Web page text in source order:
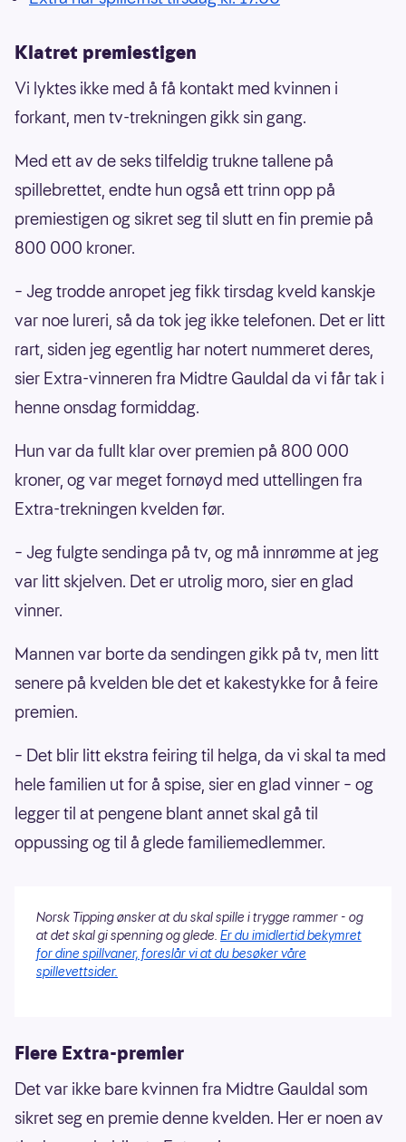
Klatret premiestigen
Vi lyktes ikke med å få kontakt med kvinnen i
forkant, men tv-trekningen gikk sin gang.
Med ett av de seks tilfeldig trukne tallene på
spillebrettet, endte hun også ett trinn opp på
premiestigen og sikret seg til slutt en fin premie på
800 000 kroner.
– Jeg trodde anropet jeg fikk tirsdag kveld kanskje
var noe lureri, så da tok jeg ikke telefonen. Det er litt
rart, siden jeg egentlig har notert nummeret deres,
sier Extra-vinneren fra Midtre Gauldal da vi får tak i
henne onsdag formiddag.
Hun var da fullt klar over premien på 800 000
kroner, og var meget fornøyd med uttellingen fra
Extra-trekningen kvelden før.
– Jeg fulgte sendinga på tv, og må innrømme at jeg
var litt skjelven. Det er utrolig moro, sier en glad
vinner.
Mannen var borte da sendingen gikk på tv, men litt
senere på kvelden ble det et kakestykke for å feire
premien.
– Det blir litt ekstra feiring til helga, da vi skal ta med
hele familien ut for å spise, sier en glad vinner – og
legger til at pengene blant annet skal gå til
oppussing og til å glede familiemedlemmer.
Norsk Tipping ønsker at du skal spille i trygge rammer - og
at det skal gi spenning og glede. Er du imidlertid bekymret
for dine spillvaner, foreslår vi at du besøker våre
spillevettsider.
Flere Extra-premier
Det var ikke bare kvinnen fra Midtre Gauldal som
sikret seg en premie denne kvelden. Her er noen av